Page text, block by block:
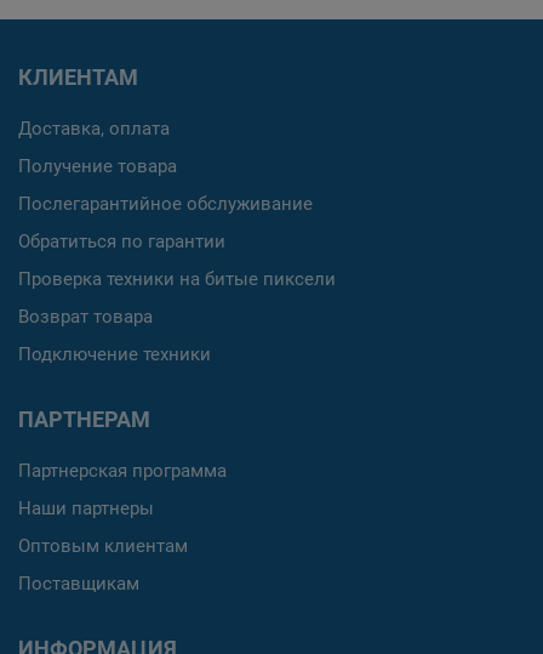
КЛИЕНТАМ
Доставка, оплата
Получение товара
Послегарантийное обслуживание
Обратиться по гарантии
Проверка техники на битые пиксели
Возврат товара
Подключение техники
ПАРТНЕРАМ
Партнерская программа
Наши партнеры
Оптовым клиентам
Поставщикам
ИНФОРМАЦИЯ